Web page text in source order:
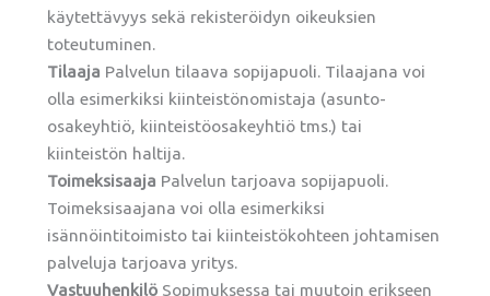
käytettävyys sekä rekisteröidyn oikeuksien
toteutuminen.
Tilaaja Palvelun tilaava sopijapuoli. Tilaajana voi
olla esimerkiksi kiinteistönomistaja (asunto-
osakeyhtiö, kiinteistöosakeyhtiö tms.) tai
kiinteistön haltija.
Toimeksisaaja Palvelun tarjoava sopijapuoli.
Toimeksisaajana voi olla esimerkiksi
isännöintitoimisto tai kiinteistökohteen johtamisen
palveluja tarjoava yritys.
Vastuuhenkilö Sopimuksessa tai muutoin erikseen